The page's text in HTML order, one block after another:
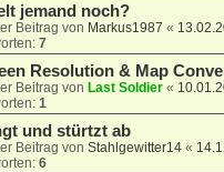
jemand noch?
Beitrag von Markus1987 «
7
Resolution & Map
Beitrag von Last Soldier «
1
und stürtzt ab
Beitrag vonStahlgewitter14 «
6